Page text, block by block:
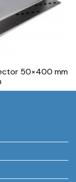
50×400 mm